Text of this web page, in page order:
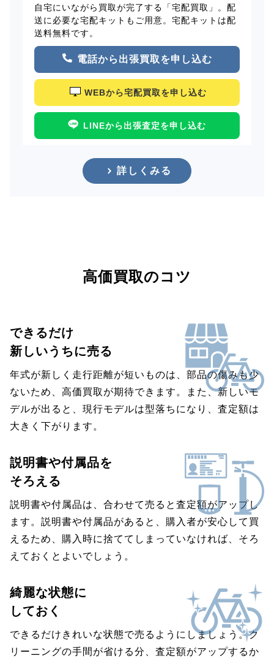
自宅にいながら買取が完了する「宅配買取」。配
送に必要な宅配キットもご用意。宅配キットは配
送料無料です。
電話から出張買取を申し込む
WEBから宅配買取を申し込む
LINEから出張査定を申し込む
詳しくみる
高価買取のコツ
できるだけ
新しいうちに売る
年式が新しく走行距離が短いものは、部品の傷みも少
ないため、高価買取が期待できます。また、新しいモ
デルが出ると、現行モデルは型落ちになり、査定額は
大きく下がります。
説明書や付属品を
そろえる
説明書や付属品は、合わせて売ると査定額がアップし
ます。説明書や付属品があると、購入者が安心して買
えるため、購入時に捨ててしまっていなければ、そろ
えておくとよいでしょう。
綺麗な状態に
しておく
できるだけきれいな状態で売るようにしましょう。ク
リーニングの手間が省ける分、査定額がアップするか